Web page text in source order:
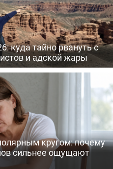
куда тайно рвануть с
и адской жары
кругом: почему
сильнее ощущают